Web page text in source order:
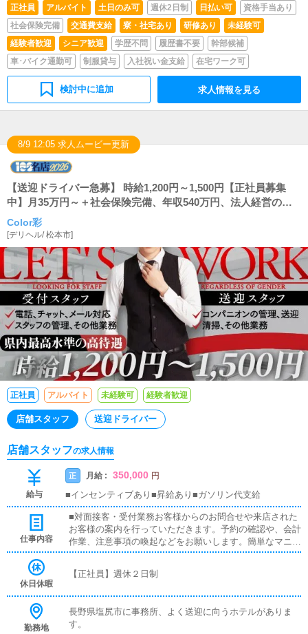
正社員 アルバイト 土日のみ可 週休2日制 日払い可
資格手当あり
社会保険完備
交通費支給 寮・社宅あり 研修あり
未経験可
経験者歓迎
シニア歓迎 学歴不問 履歴書不要
幹部候補
車･バイク通勤可
制服貸与 入社祝い金支給 在宅ワーク可
検討中に追加 求人情報を見る
8/9 12:05 求人ムービー更新
【送迎ドライバー急募】 時給1,200円～1,500円【正社員募集
中】月35万円～＋社会保険完備、年収540万円、法人経営の安
定した職場で働いてみませんか？
Color彩
[デリヘル/松本市]
正社員 アルバイト 未経験可 経験者歓迎
店舗スタッフ 送迎ドライバー
店舗スタッフの求人情報
給与
正 月給 : 350,000 円
■インセンティブあり■昇給あり■ガソリン代支給
仕事内容
■対面接客・受付業務お客様からのお問合せや来店された
お客様の案内を行っていただきます。予約の確認や、会計
作業、注意事項の喚起などをお願いします。簡単なマニュ
アルや、先輩スタッフに付いて業務内容を見ながら徐々に
す。■キャスト管理お店で働いていただいているキャスト
す。■PC更新業務ヘブンネットなど、ポータルサイト等の
店舗情報更新作業を行っていただきます。キャストの出勤
休日休暇
【正社員】週休２日制
勤務地
長野県塩尻市に事務所、よく送迎に向うホテルがありま
す。